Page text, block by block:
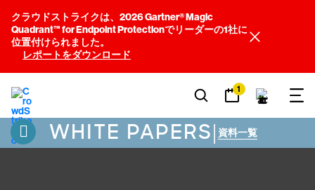
クラウドストライクは、2026 Gartner® Magic
Quadrant™ for Endpoint Protectionでリーダーの1社に
位置付けられました。
レポートをダウンロード
1
WHITE PAPERS| 資料一覧